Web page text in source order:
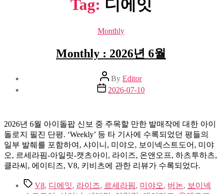
Tag: 디에잇
Categories
Monthly
Monthly : 2026년 6월
Post
author
By Editor
Post
date
2026-07-10
2026년 6월 아이돌팝 신보 중 주목할 만한 발매작에 대한 아이
돌로지 필진 단평. ‘Weekly’ 등 타 기사에 수록되었던 평들의
일부 발췌를 포함하여, 샤이니, 미야오, 보이넥스트도어, 미야
오, 르세라핌-아일릿-캣츠아이, 라이즈, 온앤오프, 하츠투하츠,
클라씨, 에이티즈, V8, 키비츠에 관한 리뷰가 수록되었다.
TagsV8, 디에잇, 라이즈, 르세라핌, 미야오, 버논, 보이넥